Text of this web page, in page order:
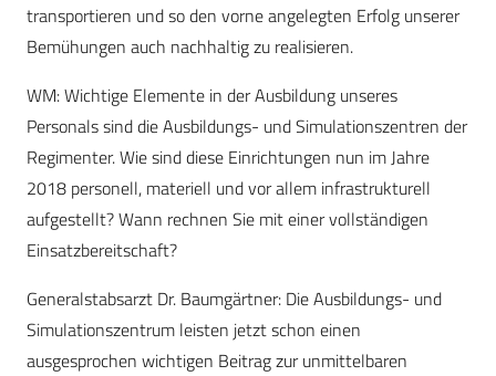
transportieren und so den vorne angelegten Erfolg unserer
Bemühungen auch nachhaltig zu realisieren.
WM: Wichtige Elemente in der Ausbildung unseres
Personals sind die Ausbildungs- und Simulationszentren der
Regimenter. Wie sind diese Einrichtungen nun im Jahre
2018 personell, materiell und vor allem infrastrukturell
aufgestellt? Wann rechnen Sie mit einer vollständigen
Einsatzbereitschaft?
Generalstabsarzt Dr. Baumgärtner: Die Ausbildungs- und
Simulationszentrum leisten jetzt schon einen
ausgesprochen wichtigen Beitrag zur unmittelbaren